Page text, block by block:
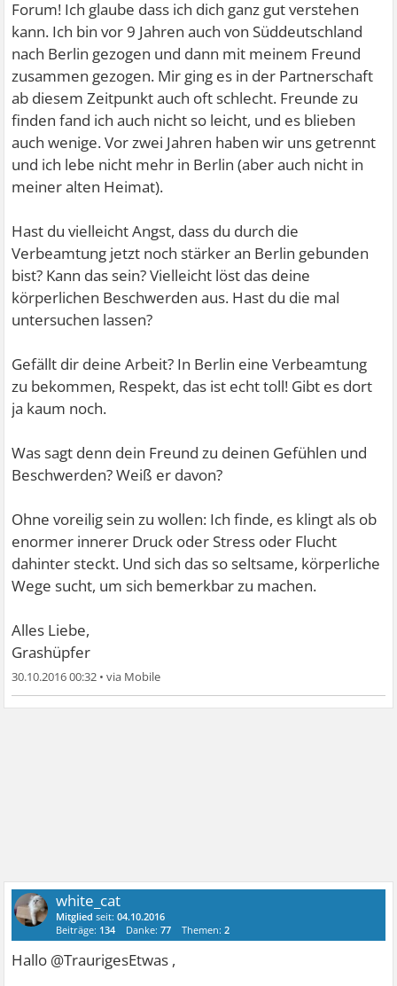
Forum! Ich glaube dass ich dich ganz gut verstehen
kann. Ich bin vor 9 Jahren auch von Süddeutschland
nach Berlin gezogen und dann mit meinem Freund
zusammen gezogen. Mir ging es in der Partnerschaft
ab diesem Zeitpunkt auch oft schlecht. Freunde zu
finden fand ich auch nicht so leicht, und es blieben
auch wenige. Vor zwei Jahren haben wir uns getrennt
und ich lebe nicht mehr in Berlin (aber auch nicht in
meiner alten Heimat).
Hast du vielleicht Angst, dass du durch die
Verbeamtung jetzt noch stärker an Berlin gebunden
bist? Kann das sein? Vielleicht löst das deine
körperlichen Beschwerden aus. Hast du die mal
untersuchen lassen?
Gefällt dir deine Arbeit? In Berlin eine Verbeamtung
zu bekommen, Respekt, das ist echt toll! Gibt es dort
ja kaum noch.
Was sagt denn dein Freund zu deinen Gefühlen und
Beschwerden? Weiß er davon?
Ohne voreilig sein zu wollen: Ich finde, es klingt als ob
enormer innerer Druck oder Stress oder Flucht
dahinter steckt. Und sich das so seltsame, körperliche
Wege sucht, um sich bemerkbar zu machen.
Alles Liebe,
Grashüpfer
30.10.2016 00:32 •
white_cat
Mitglied seit:04.10.2016
Beiträge: 134 Danke:77 Themen:2
Hallo @TraurigesEtwas ,